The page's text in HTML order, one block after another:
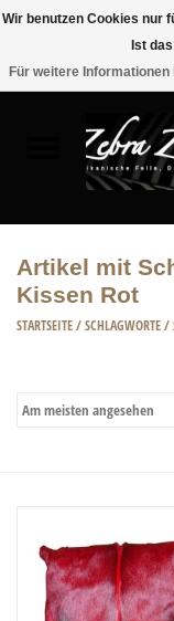
MÖBEL
WOHNACCESSOIRES
Artikel mit
Kissen Rot
STARTSEITE/SCHLAGWORTE/
Wir benutzen Cookies nur
Ist
Für weitere